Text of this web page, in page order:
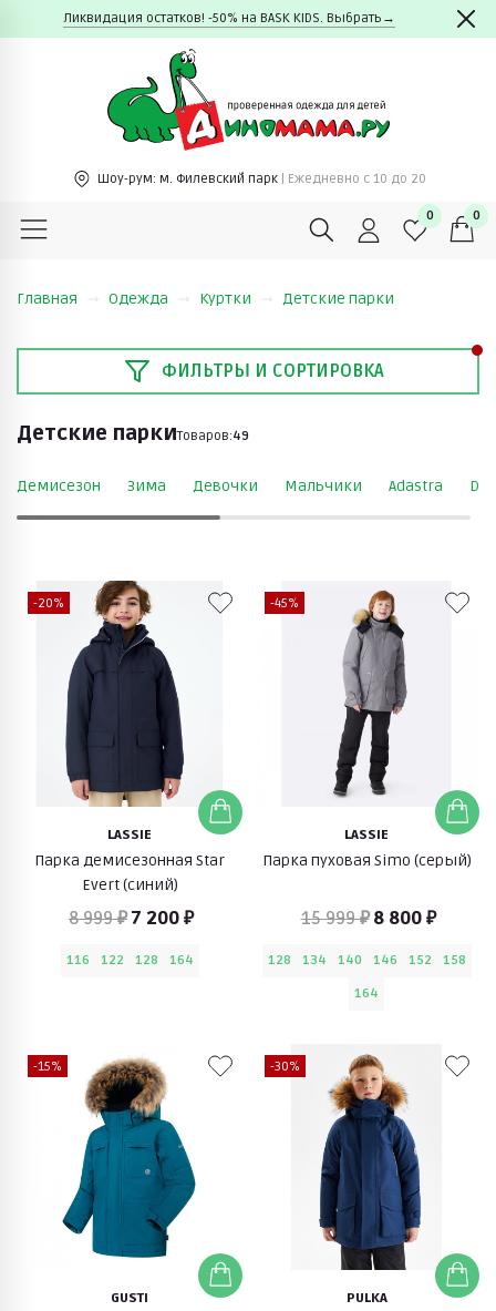
Ликвидация остатков! -50% на BASK KIDS. Выбрать→
Шоу-рум: м. Филевский парк | Ежедневно c 10 до 20
0 0
Главная Одежда Куртки Детские парки
ФИЛЬТРЫ И СОРТИРОВКА
Детские паркиТоваров:49
Демисезон Зима Девочки Мальчики Adastra
-20%
LASSIE
Парка демисезонная Star
Evert (синий)
8 999 ₽ 7 200 ₽
116 122 128 164
-45%
LASSIE
Парка пуховая Simo (серый)
15 999 ₽ 8 800 ₽
128 134 140 146 152
158
164
-15%
GUSTI
-30%
PULKA